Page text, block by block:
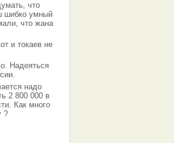
что
шибко умный
что жана
и токаев не
Надеяться
надо
2 800 000 в
Как много
?